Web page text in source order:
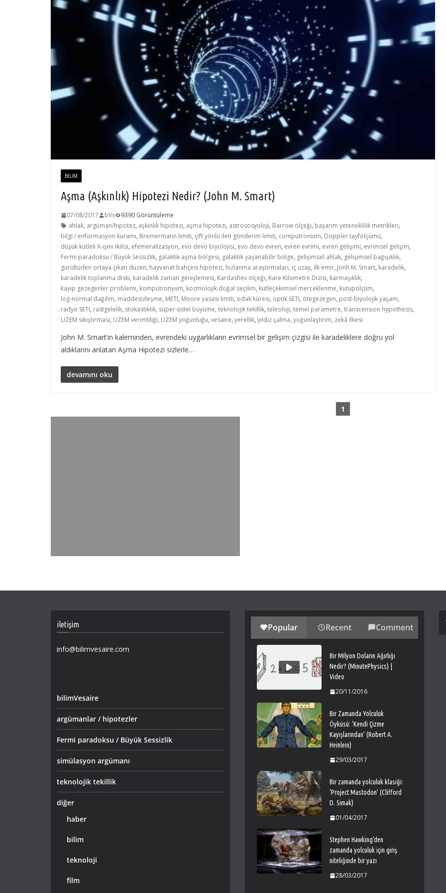
BILIM
Aşma (Aşkınlık) Hipotezi Nedir? (John M. Smart)
07/08/2017 bVs
9390 Görüntüleme
ahlak, argüman/hipotez, aşkınlık hipotezi, aşma hipotezi, astrososyoloji, Barrow ölçeği, başarım yeteneklilik metrikleri,
bilgi / enformasyon kuramı, Bremermann limiti, çift yönlü ileti gönderim limiti, computronium, Doppler tayfölçümü,
düşük kütleli X-ışını ikilisi, efemeralizasyon, evo devo biyolojisi, evo devo evren, evren evrimi, evren gelişimi, evrimsel gelişim,
Fermi paradoksu / Büyük Sessizlik, galaktik aşma bölgesi, galaktik yaşanabilir bölge, gelişimsel ahlak, gelişimsel bağışıklık,
gürültüden ortaya çıkan düzen, hayvanat bahçesi hipotezi, hızlanma araştırmaları, iç uzay, ilk emir, Jonh M. Smart, karadelik,
karadelik toplanma diski, karadelik zaman genişlemesi, Kardashev ölçeği, Kare Kilometre Dizisi, karmaşıklık,
kayıp gezegenler problemi, kompütronyum, kozmolojik doğal seçilim, kütleçekimsel merceklenme, kutupölçüm,
log-normal dağılım, maddesizleşme, METI, Moore yasası limiti, odak küresi, optik SETI, ötegezegen, post-biyolojik yaşam,
radyo SETI, rastgelelik, stokastiklik, süper-üstel büyüme, teknolojik tekillik, teleoloji, temel parametre, transcension hypothesis,
UZEM sıkıştırması, UZEM verimliliği, UZEM yoğunluğu, vesaire, yerellik, yıldız çalma, yoğunlaştırım, zekâ ilkesi
John M. Smart’ın kaleminden, evrendeki uygarlıkların evrimsel bir gelişim çizgisi ile karadeliklere doğru yol
aldıklarını anlatan Aşma Hipotezi sizlerle…
devamını oku
1
iletişim
info@bilimvesaire.com
bilimVesaire
argümanlar / hipotezler
Fermi paradoksu / Büyük Sessizlik
simülasyon argümanı
teknolojik tekillik
diğer
haber
bilim
teknoloji
film
Popular Recent Comment
Bir Milyon Doların Ağırlığı
Nedir? (MinutePhysics) |
Video
20/11/2016
Bir Zamanda Yolculuk
Öyküsü: ‘Kendi Çizme
Kayışlarından’ (Robert A.
Heinlein)
29/03/2017
Bir zamanda yolculuk klasiği:
‘Project Mastodon’ (Clifford
D. Simak)
01/04/2017
Stephen Hawking’den
zamanda yolculuk için giriş
niteliğinde bir yazı
28/03/2017